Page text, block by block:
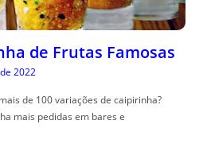
de Frutas Famosas
2022
de 100 variações de caipirinha?
mais pedidas em bares e